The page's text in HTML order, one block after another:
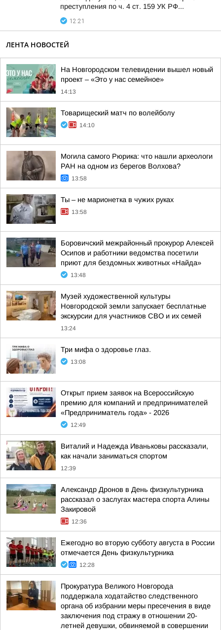
преступления по ч. 4 ст. 159 УК РФ...
12:21
ЛЕНТА НОВОСТЕЙ
На Новгородском телевидении вышел новый
проект – «Это у нас семейное»
14:13
Товарищеский матч по волейболу
14:10
Могила самого Рюрика: что нашли археологи
РАН на одном из берегов Волхова?
13:58
Ты – не марионетка в чужих руках
13:58
Боровичский межрайонный прокурор Алексей
Осипов и работники ведомства посетили
приют для бездомных животных «Найда»
13:48
Музей художественной культуры
Новгородской земли запускает бесплатные
экскурсии для участников СВО и их семей
13:24
Три мифа о здоровье глаз.
13:08
Открыт прием заявок на Всероссийскую
премию для компаний и предпринимателей
«Предприниматель года» - 2026
12:49
Виталий и Надежда Иваньковы рассказали,
как начали заниматься спортом
12:39
Александр Дронов в День физкультурника
рассказал о заслугах мастера спорта Алины
Закировой
12:36
Ежегодно во вторую субботу августа в России
отмечается День физкультурника
12:28
Прокуратура Великого Новгорода
поддержала ходатайство следственного
органа об избрании меры пресечения в виде
заключения под стражу в отношении 20-
летней девушки, обвиняемой в совершении